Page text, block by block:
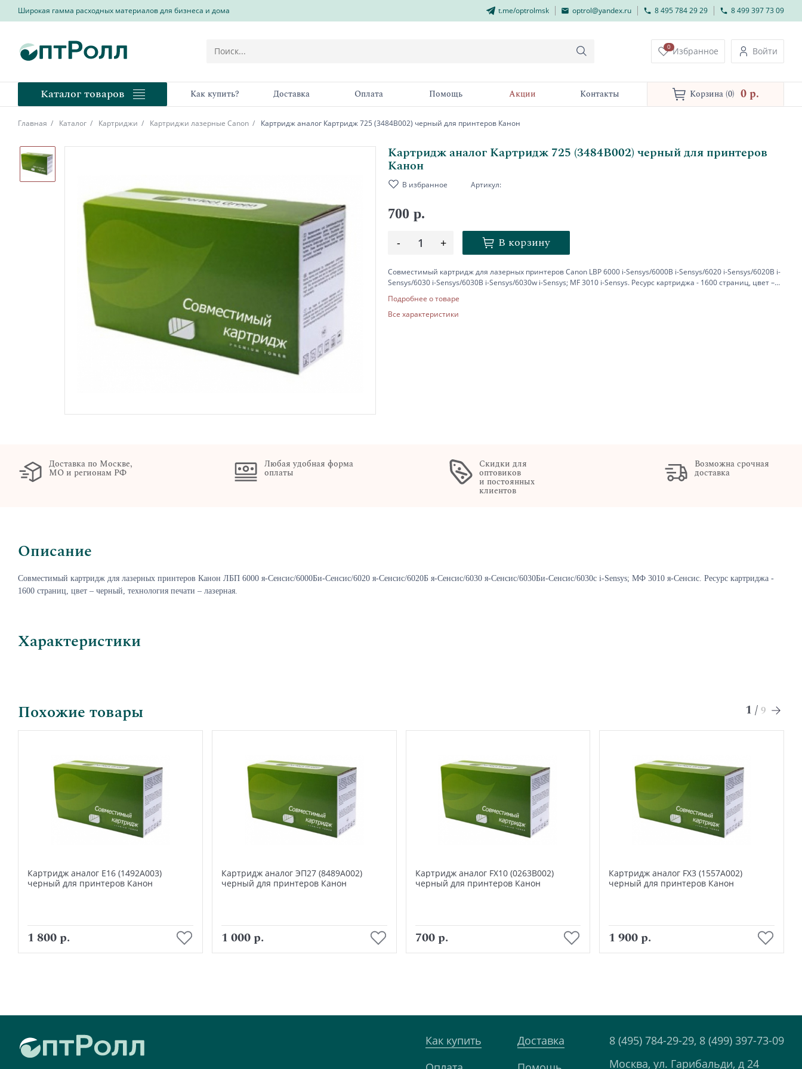
Широкая гамма расходных материалов для бизнеса и дома t.me/optrolmsk optrol@yandex.ru 8 495 784 29 29 8 499 397 73 09
0 Избранное Войти
Каталог товаров Как купить? Доставка Оплата Помощь Акции Контакты Корзина (0) 0 p.
Главная Каталог Картриджи Картриджи лазерные Canon Картридж аналог Картридж 725 (3484B002) черный для принтеров Канон
Картридж аналог Картридж 725 (3484B002) черный для принтеров
Канон
В избранное Артикул:
700 р.
- 1 + В корзину
Совместимый картридж для лазерных принтеров Canon LBP 6000 i-Sensys/6000B i-Sensys/6020 i-Sensys/6020B i-
Sensys/6030 i-Sensys/6030B i-Sensys/6030w i-Sensys; MF 3010 i-Sensys. Ресурс картриджа - 1600 страниц, цвет –
Подробнее о товаре
Все характеристики
Доставка по Москве,
МО и регионам РФ
Любая удобная форма
оплаты
Скидки для
оптовиков
и постоянных
клиентов
Возможна срочная
доставка
Описание
Совместимый картридж для лазерных принтеров Канон ЛБП 6000 я-Сенсис/6000Би-Сенсис/6020 я-Сенсис/6020Б я-Сенсис/6030 я-Сенсис/6030Би-Сенсис/6030с i-Sensys; МФ 3010 я-Сенсис Ресурс картриджа -
1600 страниц, цвет – черный, технология печати – лазерная.
Характеристики
Похожие товары 1 / 9
Картридж аналог Е16 (1492А003)
черный для принтеров Канон
1 800 р.
Картридж аналог ЭП27 (8489А002)
черный для принтеров Канон
1 000 р.
Картридж аналог FX10 (0263B002)
черный для принтеров Канон
700 р.
Картридж аналог FX3 (1557А002)
черный для принтеров Канон
1 900 р.
Как купить
Доставка
8 (495) 784-29-29, 8 (499) 397-73-09
Москва, ул. Гарибальди, д 24